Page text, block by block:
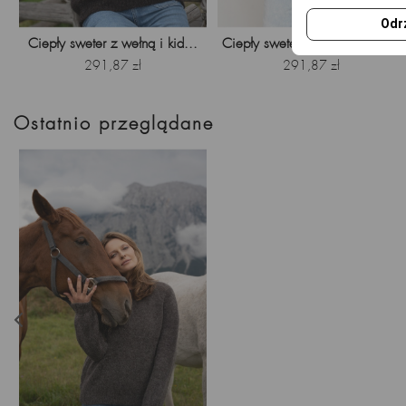
Ciepły sweter z wełną i kid...
Cena
291,87 zł
Ciepły sweter z kid moherem...
Cena
291,87 zł
Ostatnio przeglądane